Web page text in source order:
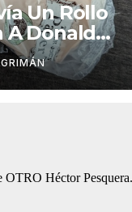
Un Rollo
A Donald
Las Hojas